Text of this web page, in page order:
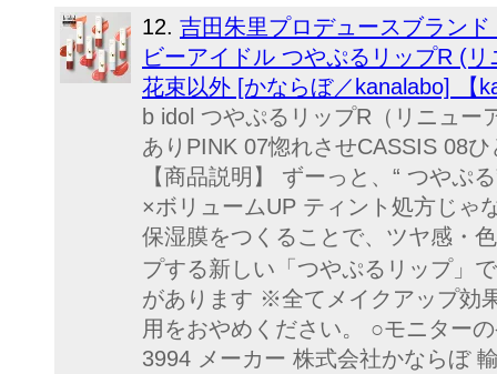
12. 吉田朱里プロデュースブラン
ビーアイドル つやぷるリップR (
花束以外 [かならぼ／kanalabo] 【
b idol つやぷるリップR（リニュ
ありPINK 07惚れさせCASSIS 08
【商品説明】 ずーっと、“ つや
×ボリュームUP ティント処方じゃ
保湿膜をつくることで、ツヤ感・
プする新しい「つやぷるリップ」
があります ※全てメイクアップ効
用をおやめください。 ○モニター
3994 メーカー 株式会社かならぼ